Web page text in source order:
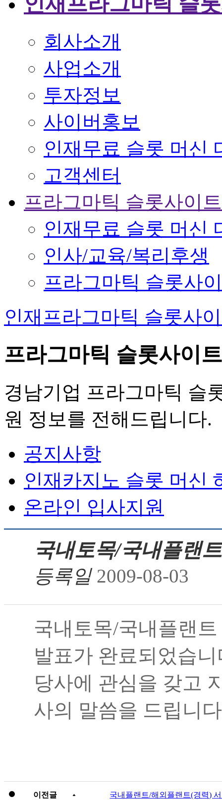
회사소개
사업소개
투자정보
사이버홍보
인재무료 슬롯 머신
고객센터
프라그마틱 슬롯사이트
인재무료 슬롯 머신
인사/교육/복리후생
프라그마틱 슬롯사
인재프라그마틱 슬롯사
프라그마틱 슬롯사이트
경남기업 프라그마틱 슬
원 정보를 전해드립니다.
공지사항
인재카지노 슬롯 머신
온라인 입사지원
국내토목/국내플랜
등록일2009-08-03
국내토목/국내플랜
발표가 완료되었습니
당사에 관심을 갖고
사의 말씀을 드립니
이전글 국내플랜트/해외플랜트(경력)